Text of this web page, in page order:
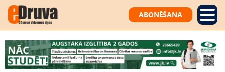
ABONĒŠANA